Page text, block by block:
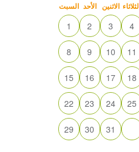
السبت الأحد الاثنين
1 2 3 4
8 9 10 11
15 16 17 18
22 23 24 25
29 30 31